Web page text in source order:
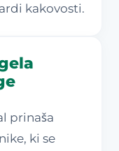
kakovosti.
prinaša
ki se